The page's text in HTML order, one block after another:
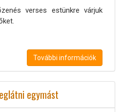
verses estünkre várjuk
További információk
egymást